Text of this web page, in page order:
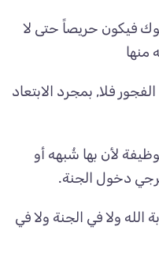
فيكون حريصاً حتى لا
منها
فلا, بمجرد الابتعاد
لأن بها شُبهه أو
دخول الجنة.
الله ولا في الجنة ولا في